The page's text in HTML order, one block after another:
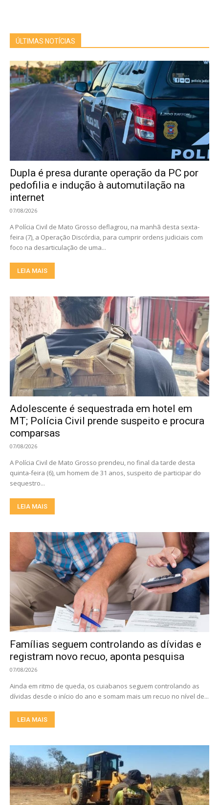
ÚLTIMAS NOTÍCIAS
Dupla é presa durante operação da PC por
pedofilia e indução à automutilação na
internet
07/08/2026
A Polícia Civil de Mato Grosso deflagrou, na manhã desta sexta-
feira (7), a Operação Discórdia, para cumprir ordens judiciais com
foco na desarticulação de uma...
LEIA MAIS
Adolescente é sequestrada em hotel em
MT; Polícia Civil prende suspeito e procura
comparsas
07/08/2026
A Polícia Civil de Mato Grosso prendeu, no final da tarde desta
quinta-feira (6), um homem de 31 anos, suspeito de participar do
sequestro...
LEIA MAIS
Famílias seguem controlando as dívidas e
registram novo recuo, aponta pesquisa
07/08/2026
Ainda em ritmo de queda, os cuiabanos seguem controlando as
dívidas desde o início do ano e somam mais um recuo no nível de...
LEIA MAIS